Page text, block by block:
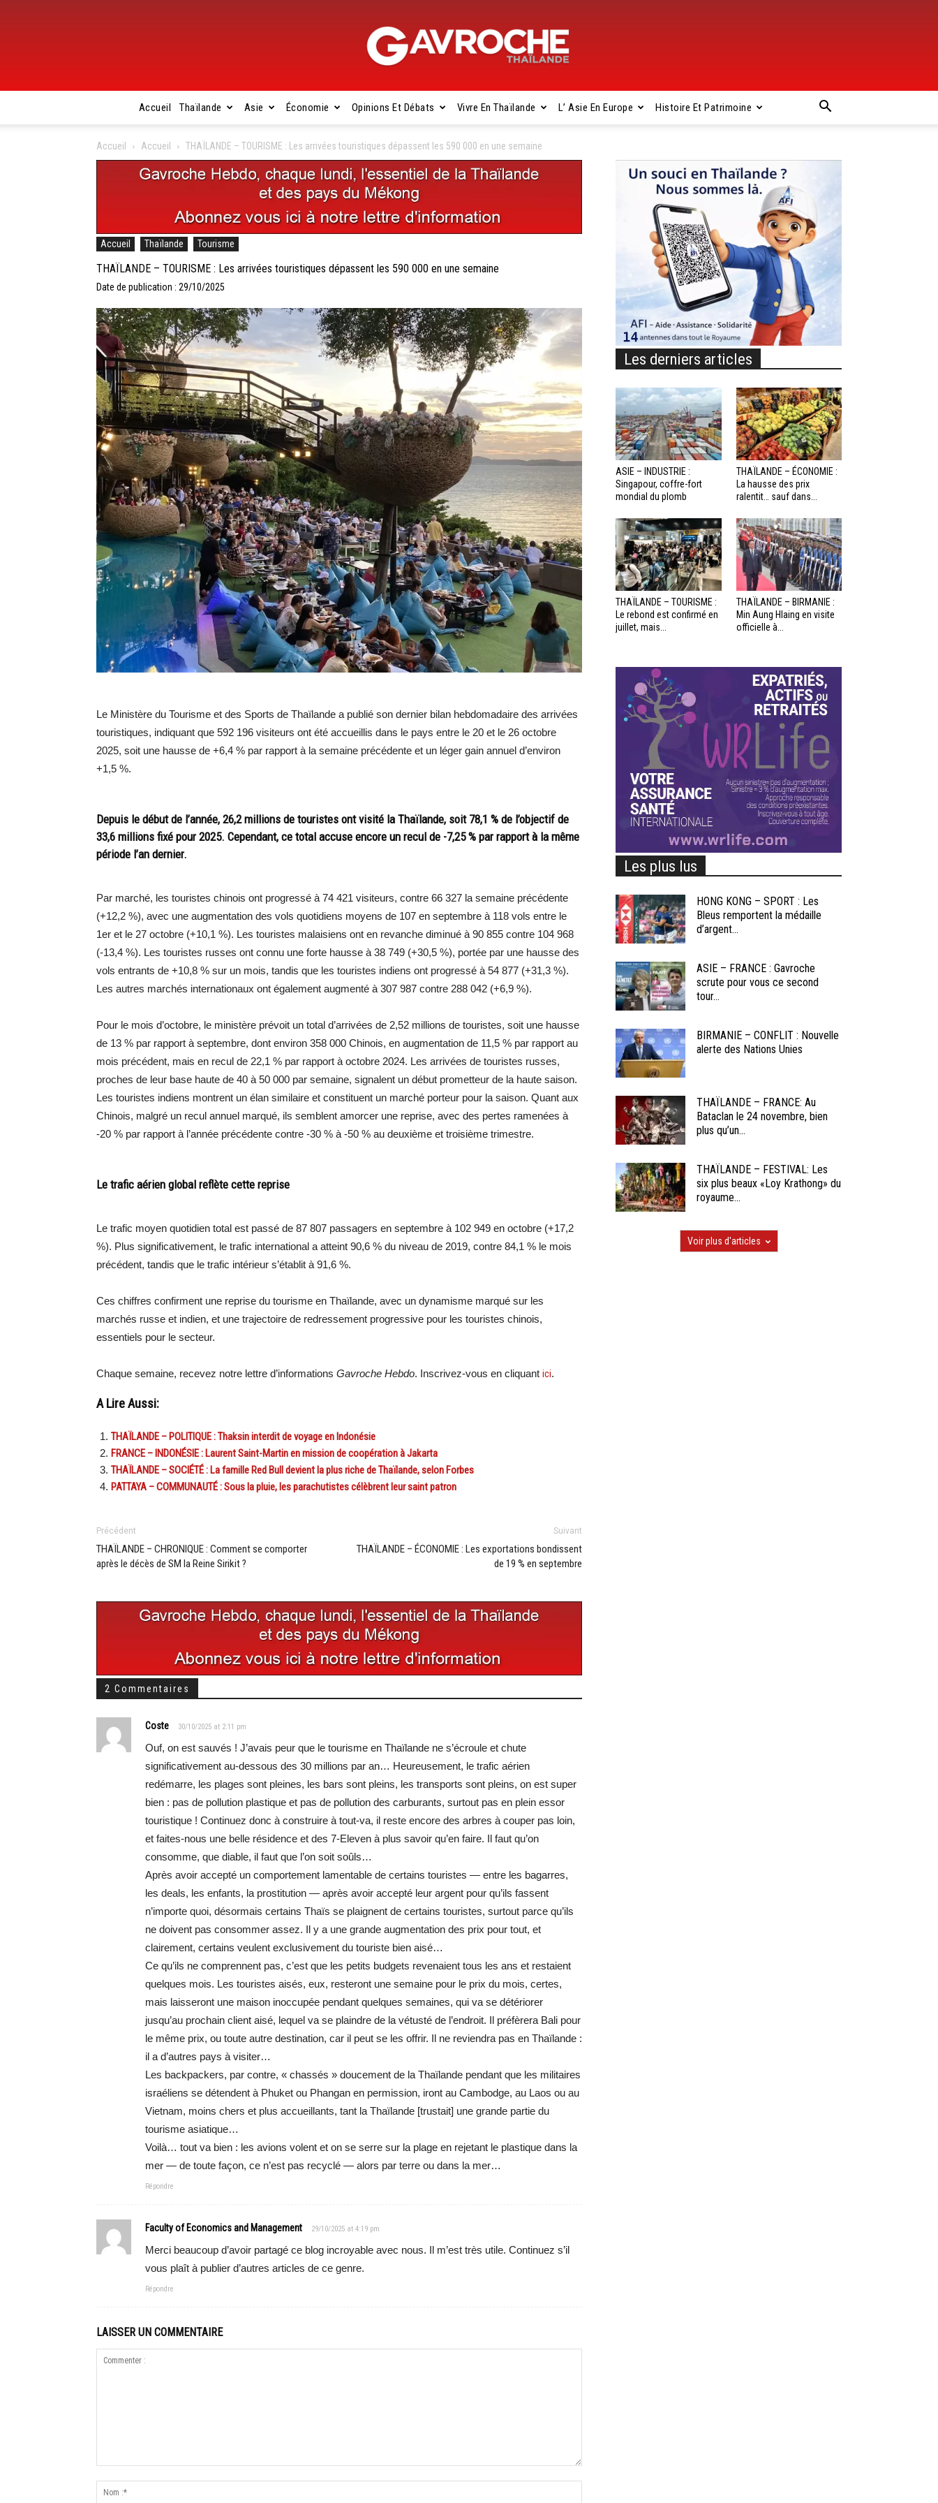
Gavroche
Accueil Thaïlande Asie Économie Opinions Et Débats Vivre En Thaïlande L’ Asie En Europe Histoire Et Patrimoine
Accueil Accueil THAÏLANDE – TOURISME : Les arrivées touristiques dépassent les 590 000 en une semaine
Accueil Thaïlande Tourisme
THAÏLANDE – TOURISME : Les arrivées touristiques dépassent les 590 000 en une semaine
Date de publication : 29/10/2025
Le Ministère du Tourisme et des Sports de Thaïlande a publié son dernier bilan hebdomadaire des arrivées
touristiques, indiquant que 592 196 visiteurs ont été accueillis dans le pays entre le 20 et le 26 octobre
2025, soit une hausse de +6,4 % par rapport à la semaine précédente et un léger gain annuel d’environ
+1,5 %.
Depuis le début de l’année, 26,2 millions de touristes ont visité la Thaïlande, soit 78,1 % de l’objectif de
33,6 millions fixé pour 2025. Cependant, ce total accuse encore un recul de -7,25 % par rapport à la même
période l’an dernier.
Par marché, les touristes chinois ont progressé à 74 421 visiteurs, contre 66 327 la semaine précédente
(+12,2 %), avec une augmentation des vols quotidiens moyens de 107 en septembre à 118 vols entre le
1er et le 27 octobre (+10,1 %). Les touristes malaisiens ont en revanche diminué à 90 855 contre 104 968
(-13,4 %). Les touristes russes ont connu une forte hausse à 38 749 (+30,5 %), portée par une hausse des
vols entrants de +10,8 % sur un mois, tandis que les touristes indiens ont progressé à 54 877 (+31,3 %).
Les autres marchés internationaux ont également augmenté à 307 987 contre 288 042 (+6,9 %).
Pour le mois d’octobre, le ministère prévoit un total d’arrivées de 2,52 millions de touristes, soit une hausse
de 13 % par rapport à septembre, dont environ 358 000 Chinois, en augmentation de 11,5 % par rapport au
mois précédent, mais en recul de 22,1 % par rapport à octobre 2024. Les arrivées de touristes russes,
proches de leur base haute de 40 à 50 000 par semaine, signalent un début prometteur de la haute saison.
Les touristes indiens montrent un élan similaire et constituent un marché porteur pour la saison. Quant aux
Chinois, malgré un recul annuel marqué, ils semblent amorcer une reprise, avec des pertes ramenées à
-20 % par rapport à l’année précédente contre -30 % à -50 % au deuxième et troisième trimestre.
Le trafic aérien global reflète cette reprise
Le trafic moyen quotidien total est passé de 87 807 passagers en septembre à 102 949 en octobre (+17,2
%). Plus significativement, le trafic international a atteint 90,6 % du niveau de 2019, contre 84,1 % le mois
précédent, tandis que le trafic intérieur s’établit à 91,6 %.
Ces chiffres confirment une reprise du tourisme en Thaïlande, avec un dynamisme marqué sur les
marchés russe et indien, et une trajectoire de redressement progressive pour les touristes chinois,
essentiels pour le secteur.
Chaque semaine, recevez notre lettre d’informations Gavroche Hebdo. Inscrivez-vous en cliquant ici.
A Lire Aussi:
THAÏLANDE – POLITIQUE : Thaksin interdit de voyage en Indonésie
FRANCE – INDONÉSIE : Laurent Saint-Martin en mission de coopération à Jakarta
THAÏLANDE – SOCIÉTÉ : La famille Red Bull devient la plus riche de Thaïlande, selon Forbes
PATTAYA – COMMUNAUTÉ : Sous la pluie, les parachutistes célèbrent leur saint patron
Précédent
THAÏLANDE – CHRONIQUE : Comment se comporter
après le décès de SM la Reine Sirikit ?
Suivant
THAÏLANDE – ÉCONOMIE : Les exportations bondissent
de 19 % en septembre
2 Commentaires
Coste 30/10/2025 at 2:11 pm
Ouf, on est sauvés ! J’avais peur que le tourisme en Thaïlande ne s’écroule et chute
significativement au-dessous des 30 millions par an… Heureusement, le trafic aérien
redémarre, les plages sont pleines, les bars sont pleins, les transports sont pleins, on est super
bien : pas de pollution plastique et pas de pollution des carburants, surtout pas en plein essor
touristique ! Continuez donc à construire à tout-va, il reste encore des arbres à couper pas loin,
et faites-nous une belle résidence et des 7-Eleven à plus savoir qu’en faire. Il faut qu’on
consomme, que diable, il faut que l’on soit soûls…
Après avoir accepté un comportement lamentable de certains touristes — entre les bagarres,
les deals, les enfants, la prostitution — après avoir accepté leur argent pour qu’ils fassent
n’importe quoi, désormais certains Thaïs se plaignent de certains touristes, surtout parce qu’ils
ne doivent pas consommer assez. Il y a une grande augmentation des prix pour tout, et
clairement, certains veulent exclusivement du touriste bien aisé…
Ce qu’ils ne comprennent pas, c’est que les petits budgets revenaient tous les ans et restaient
quelques mois. Les touristes aisés, eux, resteront une semaine pour le prix du mois, certes,
mais laisseront une maison inoccupée pendant quelques semaines, qui va se détériorer
jusqu’au prochain client aisé, lequel va se plaindre de la vétusté de l’endroit. Il préfèrera Bali pour
le même prix, ou toute autre destination, car il peut se les offrir. Il ne reviendra pas en Thaïlande :
il a d’autres pays à visiter…
Les backpackers, par contre, « chassés » doucement de la Thaïlande pendant que les militaires
israéliens se détendent à Phuket ou Phangan en permission, iront au Cambodge, au Laos ou au
Vietnam, moins chers et plus accueillants, tant la Thaïlande [trustait] une grande partie du
tourisme asiatique…
Voilà… tout va bien : les avions volent et on se serre sur la plage en rejetant le plastique dans la
mer — de toute façon, ce n’est pas recyclé — alors par terre ou dans la mer…
Répondre
Faculty of Economics and Management 29/10/2025 at 4:19 pm
Merci beaucoup d’avoir partagé ce blog incroyable avec nous. Il m’est très utile. Continuez s’il
vous plaît à publier d’autres articles de ce genre.
Répondre
LAISSER UN COMMENTAIRE
Les derniers articles
ASIE – INDUSTRIE :
Singapour, coffre-fort
mondial du plomb
THAÏLANDE – ÉCONOMIE :
La hausse des prix
ralentit… sauf dans...
THAÏLANDE – TOURISME :
Le rebond est confirmé en
juillet, mais...
THAÏLANDE – BIRMANIE :
Min Aung Hlaing en visite
officielle à...
Les plus lus
HONG KONG – SPORT : Les
Bleus remportent la médaille
d’argent...
ASIE – FRANCE : Gavroche
scrute pour vous ce second
tour...
BIRMANIE – CONFLIT : Nouvelle
alerte des Nations Unies
THAÏLANDE – FRANCE: Au
Bataclan le 24 novembre, bien
plus qu’un...
THAÏLANDE – FESTIVAL: Les
six plus beaux «Loy Krathong» du
royaume...
Voir plus d'articles